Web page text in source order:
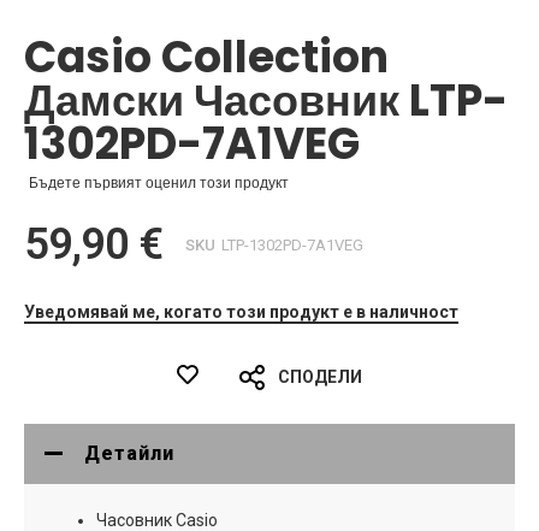
на
галерия
със
снимки
Casio Collection
Дамски Часовник LTP-
1302PD-7A1VEG
Бъдете първият оценил този продукт
59,90 € SKU LTP-1302PD-7A1VEG
Уведомявай ме, когато този продукт е в наличност
СПОДЕЛИ
Детайли
Часовник Casio